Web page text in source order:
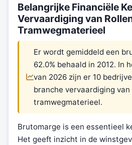
Belangrijke Financiële
Vervaardiging van
Tramwegmaterieel
Er wordt gemiddeld een
62.0% behaald in 2012. In
van 2026 zijn er 10
branche vervaardiging
tramwegmaterieel.
Brutomarge is een essentieel
Het geeft inzicht in de